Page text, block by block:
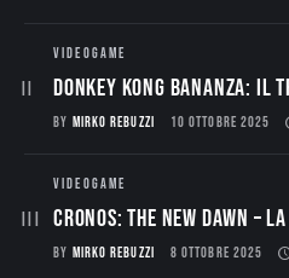
VIDEOGAME
Donkey Kong Bananza: Il
BY MIRKO REBUZZI 10 OTTOBRE 2025
VIDEOGAME
CRONOS: THE NEW DAWN –
BY MIRKO REBUZZI 8 OTTOBRE 2025